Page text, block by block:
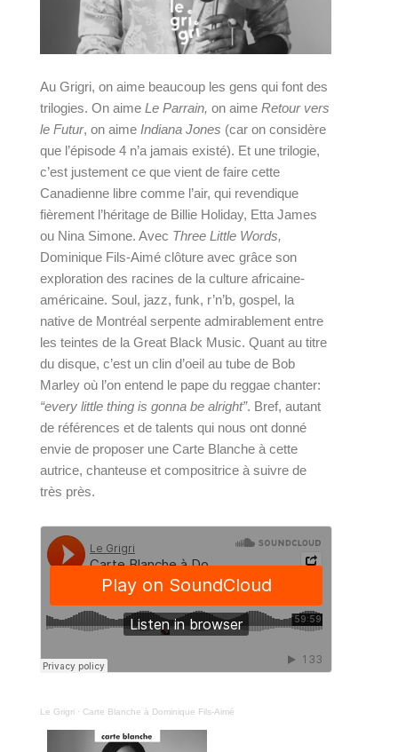
Au Grigri, on aime beaucoup les gens qui font des
trilogies. On aime Le Parrain, on aime Retour vers
le Futur, on aime Indiana Jones (car on considère
que l’épisode 4 n’a jamais existé). Et une trilogie,
c’est justement ce que vient de faire cette
Canadienne libre comme l’air, qui revendique
fièrement l’héritage de Billie Holiday, Etta James
ou Nina Simone. Avec Three Little Words
Dominique Fils-Aimé clôture avec grâce son
exploration des racines de la culture africaine-
américaine. Soul, jazz, funk, r’n’b, gospel, la
native de Montréal serpente admirablement entre
les teintes de la Great Black Music. Quant au titre
du disque, c’est un clin d’oeil au tube de Bob
“every little thing is gonna be alright”. Bref, autant
de références et de talents qui nous ont donné
envie de proposer une Carte Blanche à cette
autrice, chanteuse et compositrice à suivre de
très près.
Le Grigri· Carte Blanche à Dominique Fils-Aimé